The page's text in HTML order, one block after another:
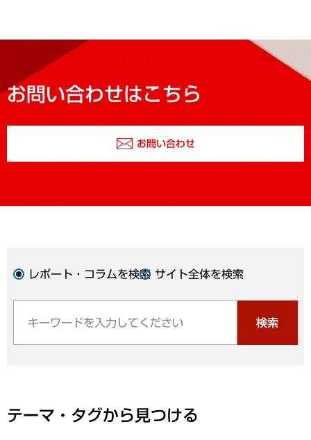
お問い合わせはこちら
お問い合わせ
レポート・コラムを検索 サイト全体を検索
検索
テーマ・タグから見つける